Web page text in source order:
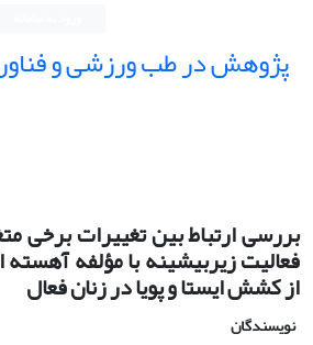
پژوهش در طب ورزشی و
بررسی ارتباط بین تغییرات برخی
فعالیت زیربیشینه با مؤلفه
از کشش ایستا و پویا در زنان فعال
نویسندگان